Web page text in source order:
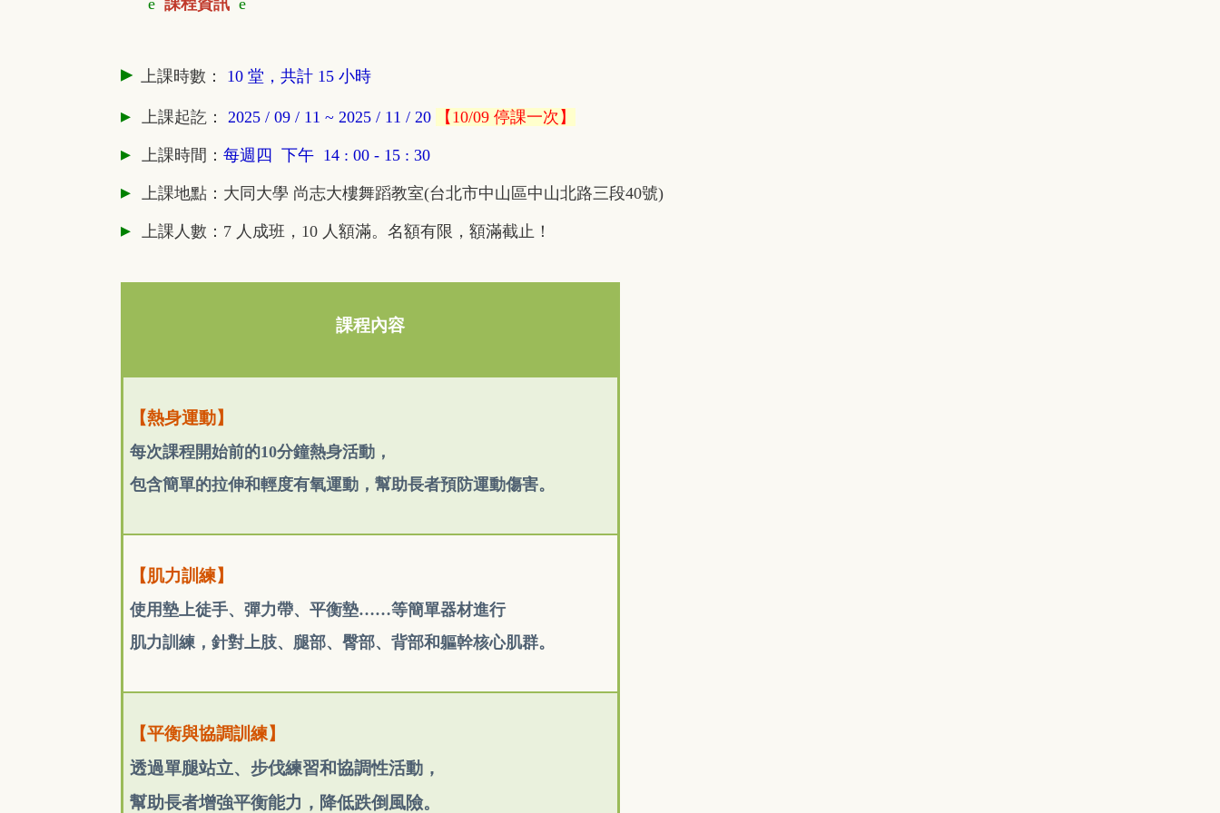
è 課程資訊 è
▸ 上課時數： 10 堂，共計 15 小時
▸ 上課起訖 ： 2025 / 09 / 11 ~ 2025 / 11 / 20 【10/09 停課一次】
▸ 上課時間： 每週四 下午 14 : 00 - 15 : 30
▸ 上課地點：大同大學 尚志大樓舞蹈教室(台北市中山區中山北路三段40號)
▸ 上課人數：7 人成班，10 人額滿。名額有限，額滿截止！
課程內容
【熱身運動】
每次課程開始前的10分鐘熱身活動，
包含簡單的拉伸和輕度有氧運動，幫助長者預防運動傷害。
【肌力訓練】
使用墊上徒手、彈力帶、平衡墊……等簡單器材進行
肌力訓練，針對上肢、腿部、臀部、背部和軀幹核心肌群。
【平衡與協調訓練】
透過單腿站立、步伐練習和協調性活動，
幫助長者增強平衡能力，降低跌倒風險。